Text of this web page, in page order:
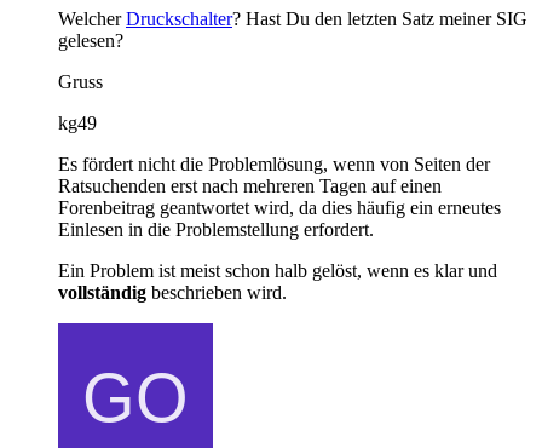
WelcherDruckschalter? Hast Du den letzten Satz meiner SIG
gelesen?
Gruss
kg49
Es fördert nicht die Problemlösung, wenn von Seiten der
Ratsuchenden erst nach mehreren Tagen auf einen
Forenbeitrag geantwortet wird, da dies häufig ein erneutes
Einlesen in die Problemstellung erfordert.
Ein Problem ist meist schon halb gelöst, wenn es klar und
vollständig beschrieben wird.